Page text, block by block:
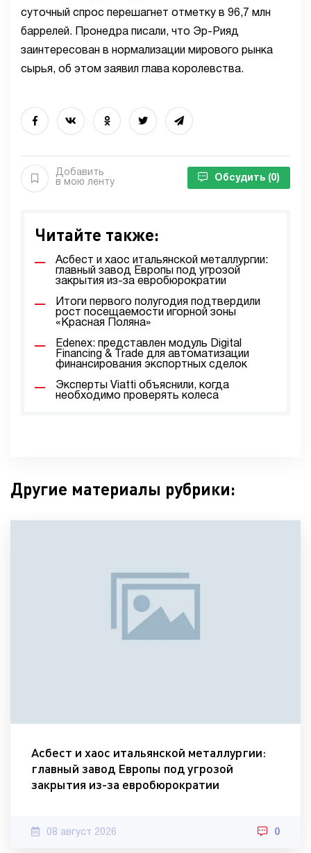
суточный спрос перешагнет отметку в 96,7 млн
баррелей. Пронедра писали, что Эр-Рияд
заинтересован в нормализации мирового рынка
сырья, об этом заявил глава королевства.
Добавить
в мою ленту
Обсудить (0)
Читайте также:
Асбест и хаос итальянской металлургии:
главный завод Европы под угрозой
закрытия из-за евробюрократии
Итоги первого полугодия подтвердили
рост посещаемости игорной зоны
«Красная Поляна»
Edenex: представлен модуль Digital
Financing & Trade для автоматизации
финансирования экспортных сделок
Эксперты Viatti объяснили, когда
необходимо проверять колеса
Другие материалы рубрики:
Асбест и хаос итальянской металлургии:
главный завод Европы под угрозой
закрытия из-за евробюрократии
08 август 2026 0